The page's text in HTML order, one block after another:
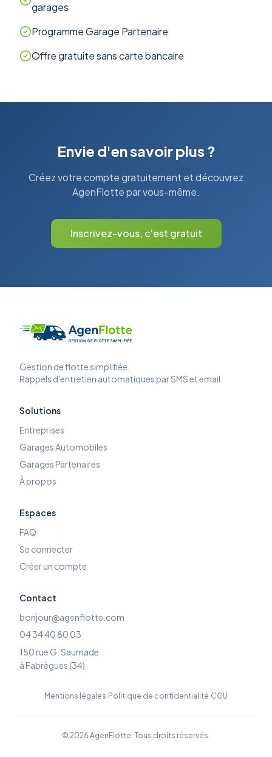
garages
Programme Garage Partenaire
Offre gratuite sans carte bancaire
Envie d'en savoir plus ?
Créez votre compte gratuitement et découvrez
AgenFlotte par vous-même.
Inscrivez-vous, c'est gratuit
Gestion de flotte simplifiée.
Rappels d'entretien automatiques par SMS et email.
Solutions
Entreprises
Garages Automobiles
Garages Partenaires
À propos
Espaces
FAQ
Se connecter
Créer un compte
Contact
bonjour@agenflotte.com
04 34 40 80 03
150 rue G. Saumade
à Fabrègues (34)
Mentions légales· Politique de confidentialité·CGU
© 2026 AgenFlotte. Tous droits réservés.